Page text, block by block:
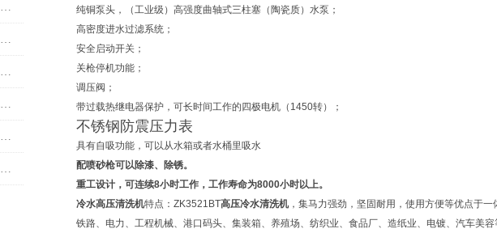
热水高压清洗机压力突然降低怎么回事
高压清洗机在各行业发挥着重要的作用
高压清洗机的零部件在清洗过后还需要注意什么
如何提高清堵高压清洗机的清洗效果？
进口高压清洗机采用了哪些铺助系统
进口高压清洗机要怎样维护保养才算合理呢
纯铜泵头，（工业级）高强度曲轴式三柱塞（陶瓷质）水泵；
高密度进水过滤系统；
安全启动开关；
关枪停机功能；
调压阀；
带过载热继电器保护，可长时间工作的四极电机（1450转）；
不锈钢防震压力表
具有自吸功能，可以从水箱或者水桶里吸水
配喷砂枪可以除漆、除锈。
重工设计，可连续8小时工作，工作寿命为8000小时以上。
冷水高压清洗机特点：ZK3521BT高压冷水清洗机，集马力强劲，坚固耐用，使用方便等优点于
铁路、电力、工程机械、港口码头、集装箱、养殖场、纺织业、食品厂、造纸业、电镀、汽车美